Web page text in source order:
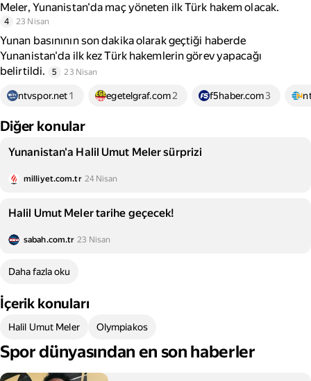
Meler, Yunanistan'da maç yöneten ilk Türk hakem olacak.
4 23 Nisan
Yunan basınının son dakika olarak geçtiği haberde
Yunanistan'da ilk kez Türk hakemlerin görev yapacağı
belirtildi.
5 23 Nisan
ntvspor.net1 egetelgraf.com2 f5haber.com3
Diğer konular
Yunanistan'a Halil Umut Meler sürprizi
milliyet.com.tr 24 Nisan
Halil Umut Meler tarihe geçecek!
sabah.com.tr 23 Nisan
Daha fazla oku
İçerik konuları
Halil Umut Meler Olympiakos
Spor dünyasından en son haberler